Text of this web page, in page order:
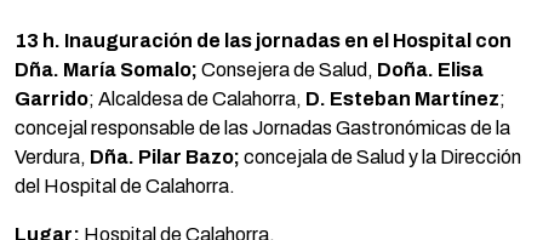
13 h. Inauguración de las jornadas en el Hospital con
Dña. María Somalo; Consejera de Salud, Doña. Elisa
Garrido; Alcaldesa de Calahorra, D. Esteban Martínez;
concejal responsable de las Jornadas Gastronómicas de la
Verdura, Dña. Pilar Bazo; concejala de Salud y la Dirección
del Hospital de Calahorra.
Lugar: Hospital de Calahorra.